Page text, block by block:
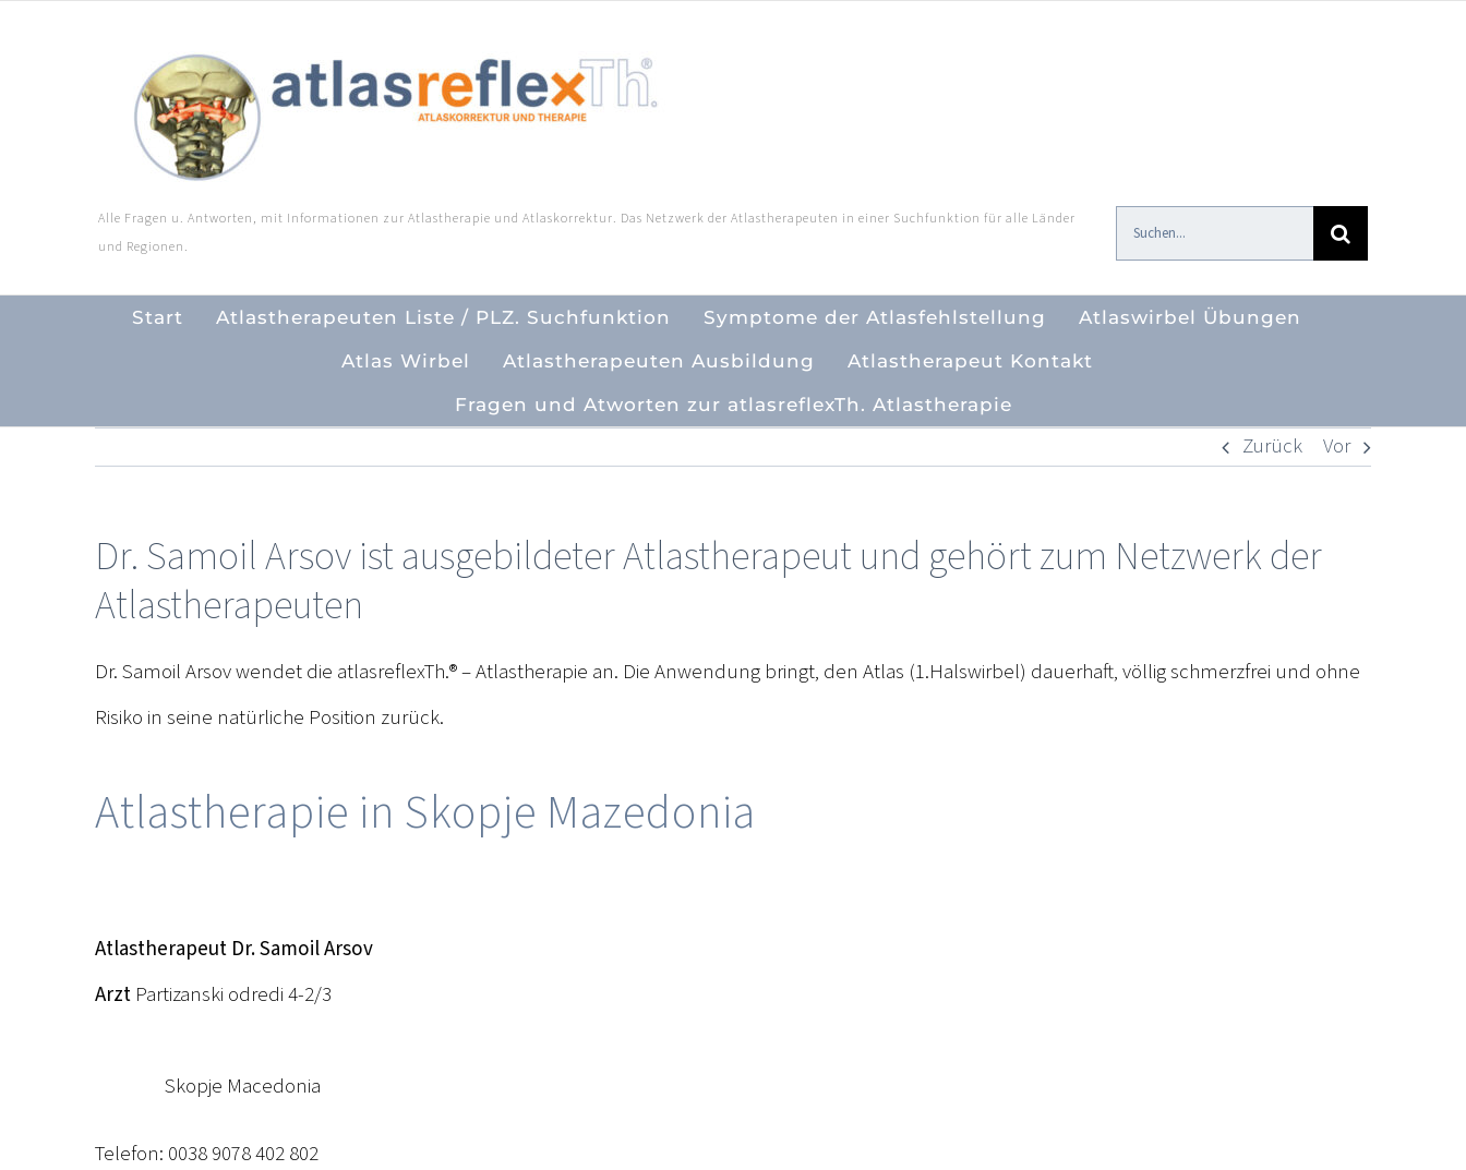
Alle Fragen u. Antworten, mit Informationen zur Atlastherapie und Atlaskorrektur. Das Netzwerk der Atlastherapeuten in einer Suchfunktion für alle Länder
und Regionen.
Suche
Start Atlastherapeuten Liste / PLZ. Suchfunktion Symptome der Atlasfehlstellung
Atlaswirbel Übungen
Atlas Wirbel
Atlastherapeuten Ausbildung
Atlastherapeut Kontakt
Fragen und Atworten zur atlasreflexTh. Atlastherapie
Zurück Vor
Dr. Samoil Arsov ist ausgebildeter Atlastherapeut und gehört zum Netzwerk der
Atlastherapeuten
Dr. Samoil Arsov wendet die atlasreflexTh.® – Atlastherapie an. Die Anwendung bringt, den Atlas (1.Halswirbel) dauerhaft, völlig schmerzfrei und ohne
Risiko in seine natürliche Position zurück.
Atlastherapie in Skopje Mazedonia
Atlastherapeut Dr. Samoil Arsov
Arzt Partizanski odredi 4-2/3
Skopje Macedonia
Telefon: 0038 9078 402 802